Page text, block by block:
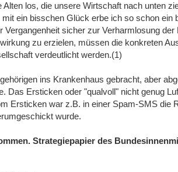
los, die unsere Wirtschaft nach unten
ein bisschen Glück erbe ich so schon ein
sicher zur Verharmlosung der
zu erzielen, müssen die konkreten
verdeutlicht werden.(1)
ins Krankenhaus gebracht, aber
Das Ersticken oder "qualvoll" nicht genug
Ersticken war z.B. in einer Spam-SMS die
wurde.
Strategiepapier des